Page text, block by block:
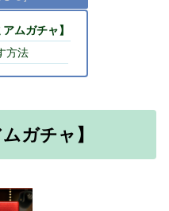
ムガチャ】
方法
ガチャ】